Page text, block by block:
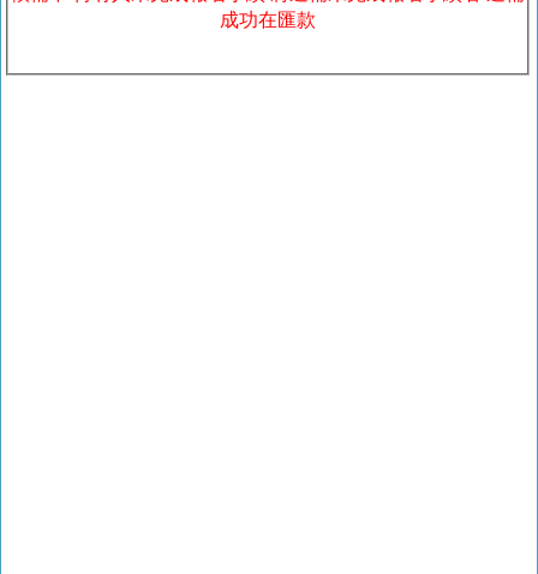
成功在匯款